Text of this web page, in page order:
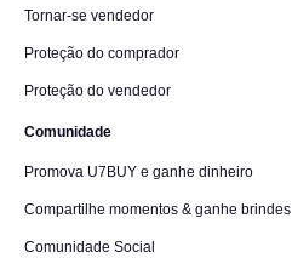
Tornar-se vendedor
Proteção do comprador
Proteção do vendedor
Comunidade
Promova U7BUY e ganhe dinheiro
Compartilhe momentos & ganhe brindes
Comunidade Social